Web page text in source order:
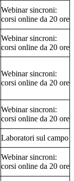
Webinar sincroni:
corsi online da 20 ore
Webinar sincroni:
corsi online da 20 ore
Webinar sincroni:
corsi online da 20 ore
Webinar sincroni:
corsi online da 20 ore
Laboratori sul campo
Webinar sincroni:
corsi online da 20 ore